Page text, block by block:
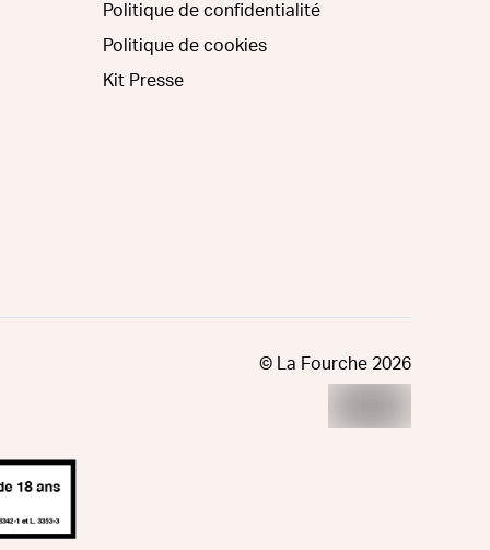
Politique de confidentialité
Politique de cookies
Kit Presse
© La Fourche 2026